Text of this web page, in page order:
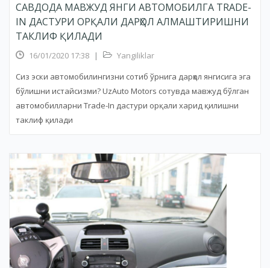
САВДОДА МАВЖУД ЯНГИ АВТОМОБИЛГА TRADE-
IN ДАСТУРИ ОРҚАЛИ ДАРҲОЛ АЛМАШТИРИШНИ
ТАКЛИФ ҚИЛАДИ
16/01/2020 17:38 |
Yangiliklar
Сиз эски автомобилингизни сотиб ўрнига дарҳол янгисига эга
бўлишни истайсизми? UzAuto Motors сотувда мавжуд бўлган
автомобилларни Trade-In дастури орқали харид қилишни
таклиф қилади